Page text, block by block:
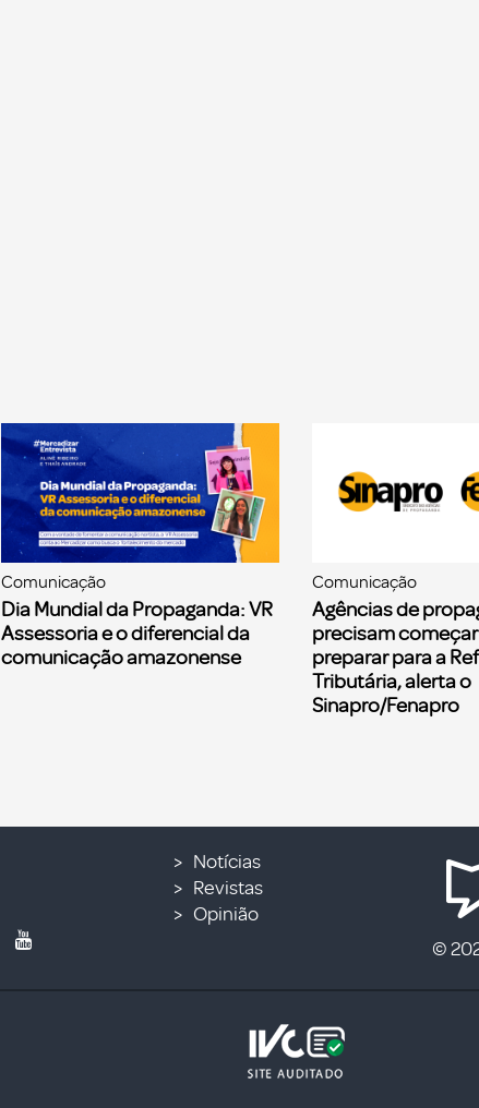
Comunicação
Dia Mundial da Propaganda: VR
Assessoria e o diferencial da
comunicação amazonense
Comunicação
Agências de
precisam começar
preparar para a
Tributária, alerta o
Sinapro/Fenapro
Notícias
Revistas
Opinião
©